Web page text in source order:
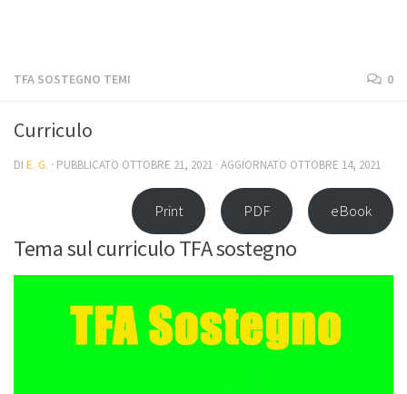
TFA SOSTEGNO TEMI 0
Curriculo
DI E. G. · PUBBLICATO OTTOBRE 21, 2021 · AGGIORNATO OTTOBRE 14, 2021
Print PDF eBook
Tema sul curriculo TFA sostegno